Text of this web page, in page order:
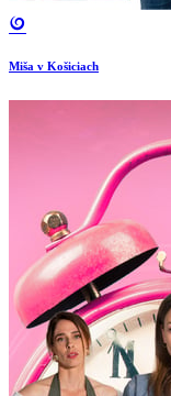
Miša v Košiciach